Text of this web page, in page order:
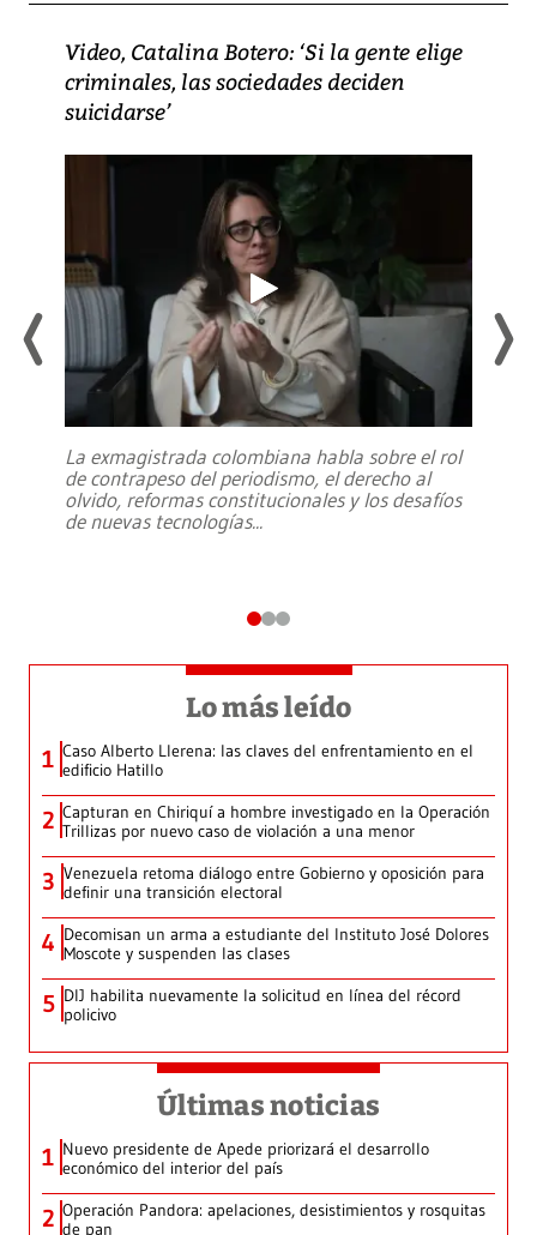
Video, Catalina Botero: ‘Si la gente elige
criminales, las sociedades deciden
suicidarse’
La exmagistrada colombiana habla sobre el rol
de contrapeso del periodismo, el derecho al
olvido, reformas constitucionales y los desafíos
de nuevas tecnologías...
Lo más leído
1 Caso Alberto Llerena: las claves del enfrentamiento en el
edificio Hatillo
2 Capturan en Chiriquí a hombre investigado en la Operación
Trillizas por nuevo caso de violación a una menor
3 Venezuela retoma diálogo entre Gobierno y oposición para
definir una transición electoral
4 Decomisan un arma a estudiante del Instituto José Dolores
Moscote y suspenden las clases
5 DIJ habilita nuevamente la solicitud en línea del récord
policivo
Últimas noticias
1 Nuevo presidente de Apede priorizará el desarrollo
económico del interior del país
2 Operación Pandora: apelaciones, desistimientos y rosquitas
de pan